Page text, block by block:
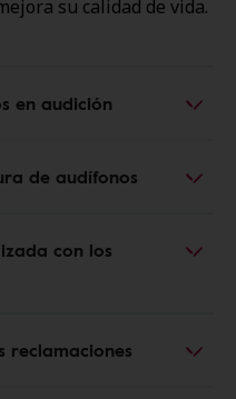
su calidad de vida.
en audición
de audífonos
con los
reclamaciones